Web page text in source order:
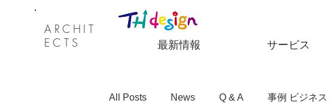
最新情報 サービス
All Posts News Q & A 事例 ビジネス
ARCHI T
ECTS